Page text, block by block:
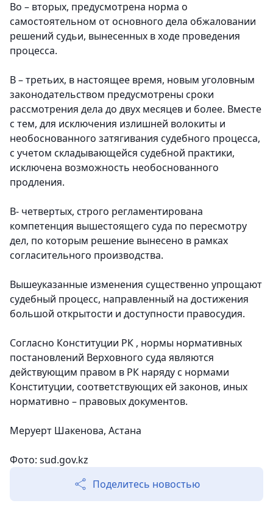
Во – вторых, предусмотрена норма о
самостоятельном от основного дела обжаловании
решений судьи, вынесенных в ходе проведения
процесса.
В – третьих, в настоящее время, новым уголовным
законодательством предусмотрены сроки
рассмотрения дела до двух месяцев и более. Вместе
с тем, для исключения излишней волокиты и
необоснованного затягивания судебного процесса,
с учетом складывающейся судебной практики,
исключена возможность необоснованного
продления.
В- четвертых, строго регламентирована
компетенция вышестоящего суда по пересмотру
дел, по которым решение вынесено в рамках
согласительного производства.
Вышеуказанные изменения существенно упрощают
судебный процесс, направленный на достижения
большой открытости и доступности правосудия.
Согласно Конституции РК , нормы нормативных
постановлений Верховного суда являются
действующим правом в РК наряду с нормами
Конституции, соответствующих ей законов, иных
нормативно – правовых документов.
Меруерт Шакенова, Астана
Фото: sud.gov.kz
Поделитесь новостью